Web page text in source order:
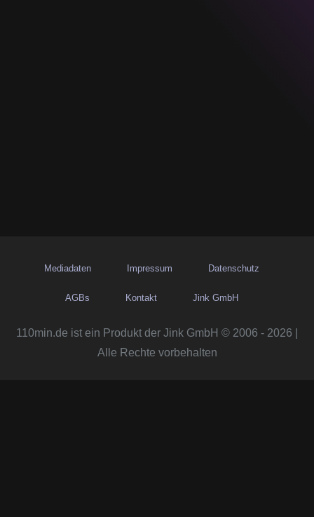
Mediadaten Impressum Datenschutz
AGBs Kontakt Jink GmbH
110min.de ist ein Produkt der Jink GmbH © 2006 - 2026 |
Alle Rechte vorbehalten